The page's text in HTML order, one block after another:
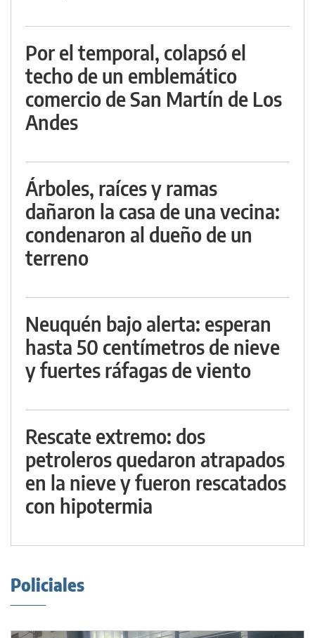
Por el temporal, colapsó el
techo de un emblemático
comercio de San Martín de Los
Andes
Árboles, raíces y ramas
dañaron la casa de una vecina:
condenaron al dueño de un
terreno
Neuquén bajo alerta: esperan
hasta 50 centímetros de nieve
y fuertes ráfagas de viento
Rescate extremo: dos
petroleros quedaron atrapados
en la nieve y fueron rescatados
con hipotermia
Policiales